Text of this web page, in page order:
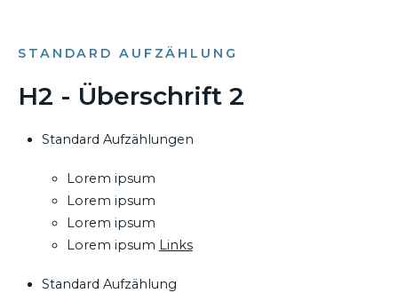
STANDARD AUFZÄHLUNG
H2 - Überschrift 2
Standard Aufzählungen
Lorem ipsum
Lorem ipsum
Lorem ipsum
Lorem ipsum Links
Standard Aufzählung